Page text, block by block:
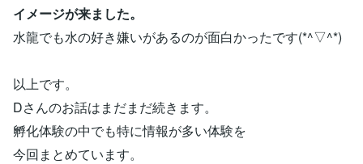
イメージが来ました。
水龍でも水の好き嫌いがあるのが面白かったです(*^▽^*)
以上です。
Dさんのお話はまだまだ続きます。
孵化体験の中でも特に情報が多い体験を
今回まとめています。